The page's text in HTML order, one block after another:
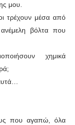
μου.
τρέχουν μέσα από
βόλτα που
χημικά
που αγαπώ, όλα